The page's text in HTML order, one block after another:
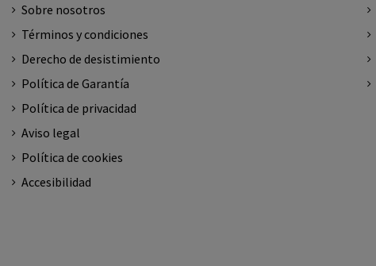
Sobre nosotros
Términos y condiciones
Derecho de desistimiento
Política de Garantía
Política de privacidad
Aviso legal
Política de cookies
Accesibilidad